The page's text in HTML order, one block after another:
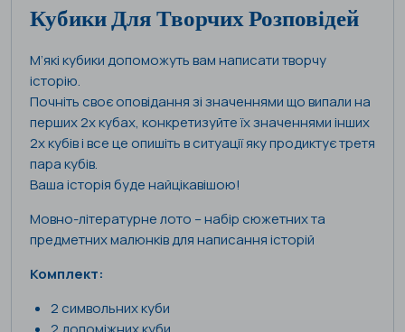
Кубики Для Творчих Розповідей
М’які кубики допоможуть вам написати творчу
історію.
Почніть своє оповідання зі значеннями що випали на
перших 2х кубах, конкретизуйте їх значеннями інших
2х кубів і все це опишіть в ситуації яку продиктує третя
пара кубів.
Ваша історія буде найцікавішою!
Мовно-літературне лото – набір сюжетних та
предметних малюнків для написання історій
Комплект:
2 символьних куби